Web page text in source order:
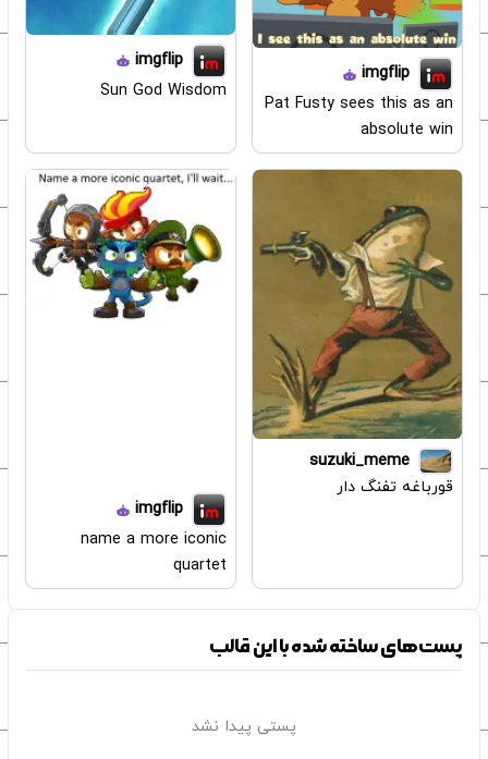
imgflip
Pat Fusty sees this as an
absolute win
imgflip
Sun God Wisdom
suzuki_meme
قورباغه تفنگ دار
imgflip
name a more iconic
quartet
پست‌های ساخته شده با این قالب
پستی پیدا نشد